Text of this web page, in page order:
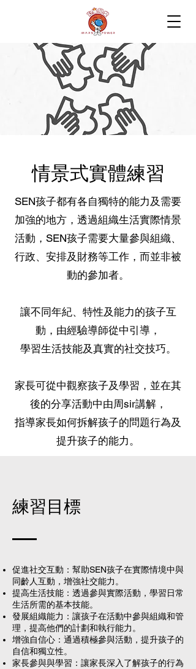
情景式實體練習
SEN孩子都有各自獨特的能力及需要
加強的地方，透過組織生活實際情景
活動，SEN孩子需要大量參與組織、
行政、安排及財務等工作，而並非被
動的參加者。
讓不同年紀、特性及能力的孩子互
動，由經驗導師從中引導，
學習生活技能及真實的社交技巧。
家長可從中觀察孩子及學習，並在其
後的分享活動中由周sir講解，
指導家長如何拆解孩子的問題行為及
提升孩子的能力。
練習目標
促進社交互動：幫助SEN孩子在實際情境中與
同齡人互動，增強社交能力。
提高生活技能：透過參與實際活動，學習日常
生活所需的基本技能。
發展組織能力：讓孩子在活動中參與組織和管
理，提高他們的計劃和執行能力。
增強自信心：通過積極參與活動，提升孩子的
自信和獨立性。
家長參與與學習：讓家長深入了解孩子的行為